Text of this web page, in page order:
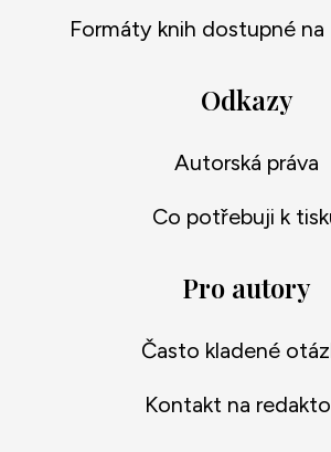
Formáty knih dostupné na
Odkazy
Autorská práva
Co potřebuji k
Pro autory
Často kladené
Kontakt na